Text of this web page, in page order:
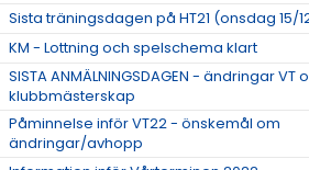
Sista träningsdagen på HT21 (onsdag 15/
KM - Lottning och spelschema klart
SISTA ANMÄLNINGSDAGEN - ändringar VT
klubbmästerskap
Påminnelse inför VT22 - önskemål om
ändringar/avhopp